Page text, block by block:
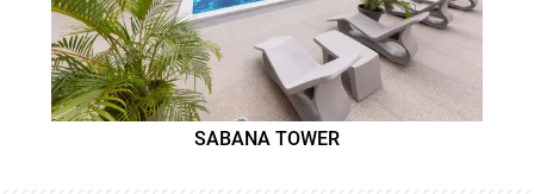
SABANA TOWER